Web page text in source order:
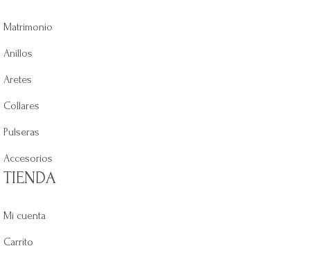
Matrimonio
Anillos
Aretes
Collares
Pulseras
Accesorios
TIENDA
Mi cuenta
Carrito